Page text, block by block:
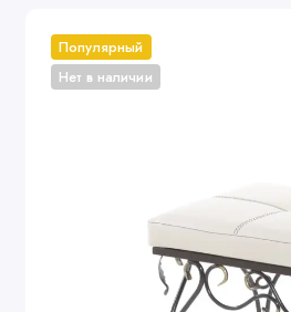
Популярный
Нет в наличии